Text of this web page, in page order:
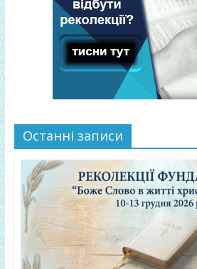
Останні записи